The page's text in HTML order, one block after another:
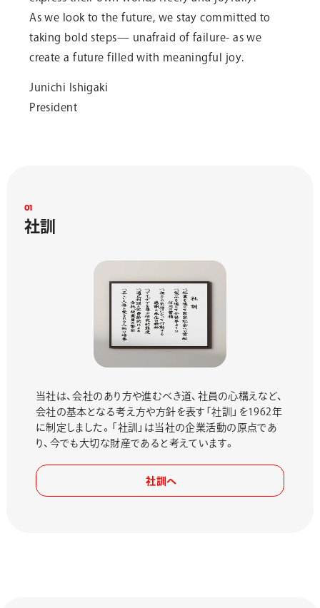
As we look to the future, we stay committed to
taking bold steps— unafraid of failure- as we
create a future filled with meaningful joy.
Junichi Ishigaki
President
01
社訓
当社は、会社のあり方や進むべき道、社員の心構えなど、
会社の基本となる考え方や方針を表す「社訓」を1962年
に制定しました。「社訓」は当社の企業活動の原点であ
り、今でも大切な財産であると考えています。
社訓へ